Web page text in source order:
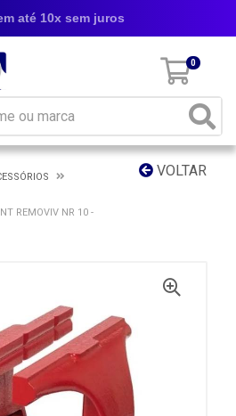
0
até 10x sem juros
VOLTAR
REMOVIV NR 10 -